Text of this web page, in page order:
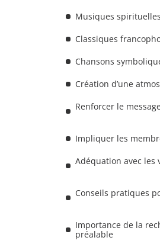
Musiques
Classiques
Chansons
Création d’une
Renforcer le
Impliquer les
Adéquation avec
Conseils pratiques
Importance de la
préalable